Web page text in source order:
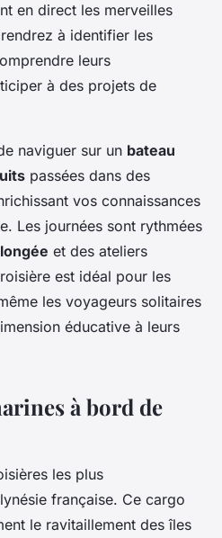
en direct les merveilles
à identifier les
leurs
à des projets de
naviguer sur un bateau
passées dans des
vos connaissances
Les journées sont rythmées
et des ateliers
est idéal pour les
les voyageurs solitaires
éducative à leurs
à bord de
les plus
française. Ce cargo
le ravitaillement des îles